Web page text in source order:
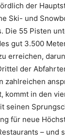
der
Ski- und
Die 55 Pisten
gut 3.500
erreichen,
der
zahlreichen
kommt in den
seinen
für neue
– und